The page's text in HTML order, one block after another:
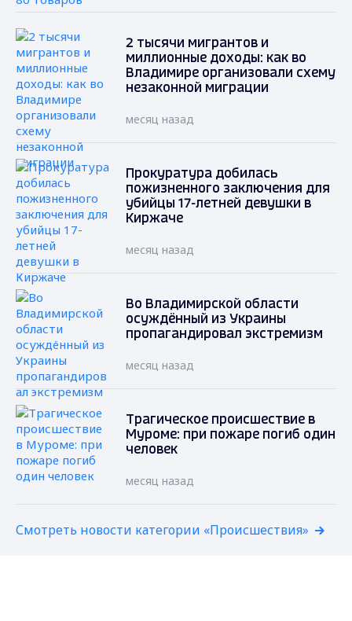
2 тысячи мигрантов и
миллионные доходы: как во
Владимире организовали схему
незаконной миграции
месяц назад
Прокуратура добилась
пожизненного заключения для
убийцы 17-летней девушки в
Киржаче
месяц назад
Во Владимирской области
осуждённый из Украины
пропагандировал экстремизм
месяц назад
Трагическое происшествие в
Муроме: при пожаре погиб один
человек
месяц назад
Смотреть новости категории «Происшествия»